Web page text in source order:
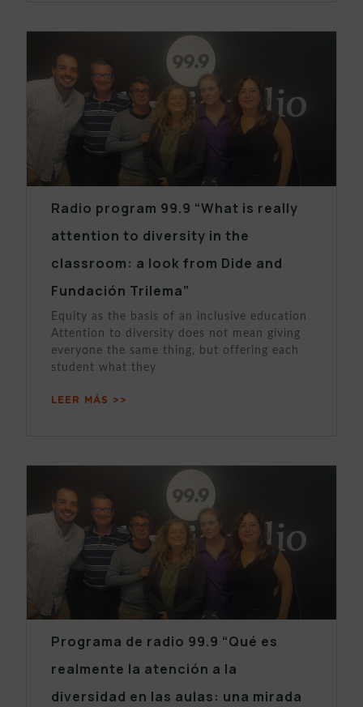
Radio program 99.9 “What is really
attention to diversity in the
classroom: a look from Dide and
Fundación Trilema”
Equity as the basis of an inclusive education
Attention to diversity does not mean giving
everyone the same thing, but offering each
student what they
LEER MÁS >>
Programa de radio 99.9 “Qué es
realmente la atención a la
diversidad en las aulas: una mirada